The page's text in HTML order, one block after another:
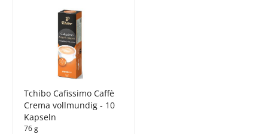
Tchibo Cafissimo Caffè
Crema vollmundig - 10
Kapseln
76 g